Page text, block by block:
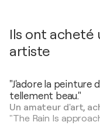
Ils ont acheté
artiste
"J'adore la peinture
tellement beau."
Un amateur d'art,
"The Rain Is